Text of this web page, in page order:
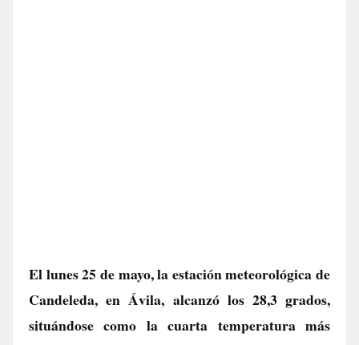
El lunes 25 de mayo, la estación meteorológica de
Candeleda, en Ávila, alcanzó los 28,3 grados,
situándose como la cuarta temperatura más